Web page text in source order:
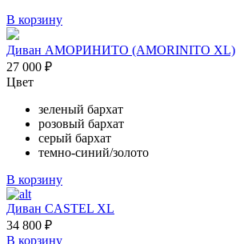
В корзину
Диван АМОРИНИТО (AMORINITO XL)
27 000 ₽
Цвет
зеленый бархат
розовый бархат
серый бархат
темно-синий/золото
В корзину
Диван CASTEL XL
34 800 ₽
В корзину